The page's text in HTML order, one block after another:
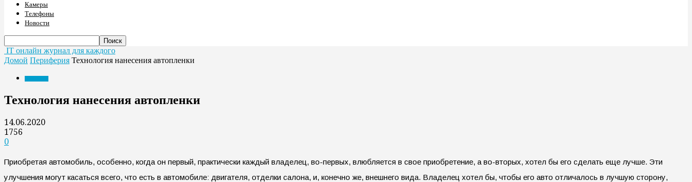
Камеры
Телефоны
Новости
IT онлайн журнал для каждого
Домой Периферия Технология нанесения автопленки
Технология нанесения автопленки
14.06.2020
1756
0
Приобретая автомобиль, особенно, когда он первый, практически каждый владелец, во-первых, влюбляется в свое приобретение, а во-вторых, хотел бы его сделать еще лучше. Эти
улучшения могут касаться всего, что есть в автомобиле: двигателя, отделки салона, и, конечно же, внешнего вида. Владелец хотел бы, чтобы его авто отличалось в лучшую сторону,